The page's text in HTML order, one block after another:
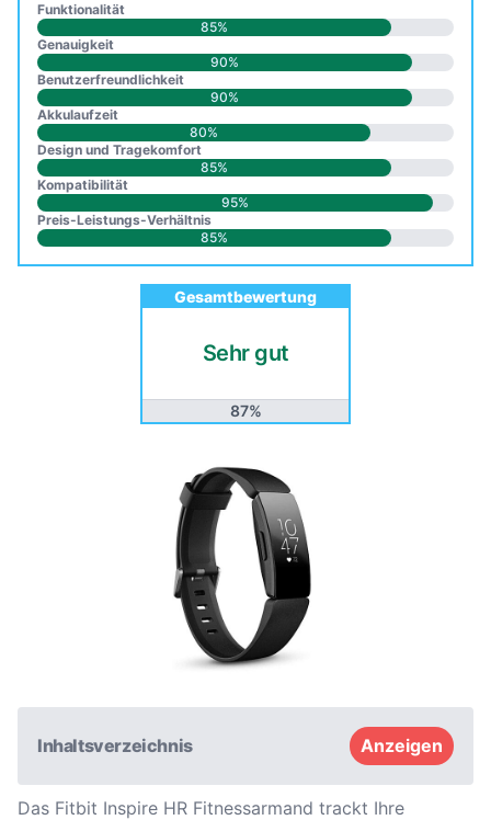
Funktionalität
85%
Genauigkeit
90%
Benutzerfreundlichkeit
90%
Akkulaufzeit
80%
Design und Tragekomfort
85%
Kompatibilität
95%
Preis-Leistungs-Verhältnis
85%
Gesamtbewertung
Sehr gut
87%
Inhaltsverzeichnis Anzeigen
Das Fitbit Inspire HR Fitnessarmand trackt Ihre